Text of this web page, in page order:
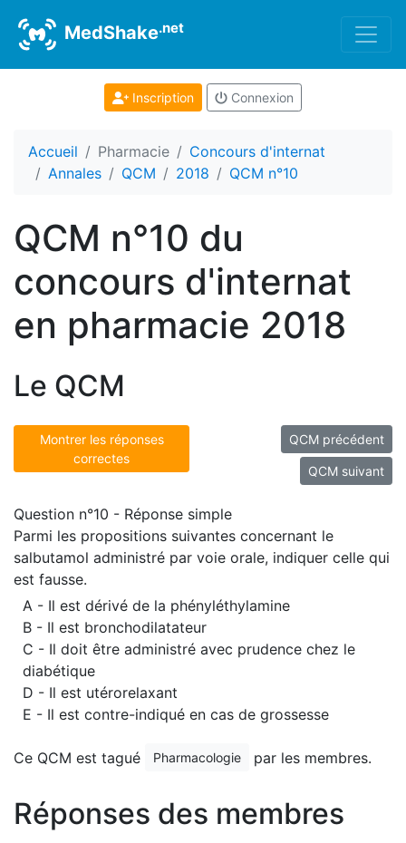
MedShake.net
Inscription Connexion
Accueil Pharmacie
Concours d'internat
Annales
QCM 2018 QCM n°10
QCM n°10 du
concours d'internat
en pharmacie 2018
Le QCM
Montrer les réponses
correctes
QCM précédent
QCM suivant
Question n°10 - Réponse simple
Parmi les propositions suivantes concernant le
salbutamol administré par voie orale, indiquer celle qui
est fausse.
A - Il est dérivé de la phényléthylamine
B - Il est bronchodilatateur
C - Il doit être administré avec prudence chez le
diabétique
D - Il est utérorelaxant
E - Il est contre-indiqué en cas de grossesse
Ce QCM est tagué Pharmacologie par les membres.
Réponses des membres